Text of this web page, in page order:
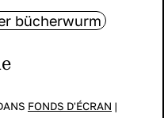
FONDS D'ÉCRAN |
bücherwurm